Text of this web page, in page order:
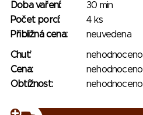
Doba vaření:
30 min
Počet porcí:
4 ks
Přibližná cena:
neuvedena
Chuť:
nehodnoceno
Cena:
nehodnoceno
Obtížnost:
nehodnoceno